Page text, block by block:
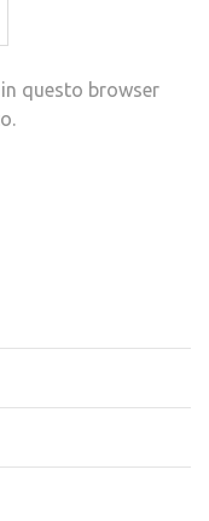
questo browser